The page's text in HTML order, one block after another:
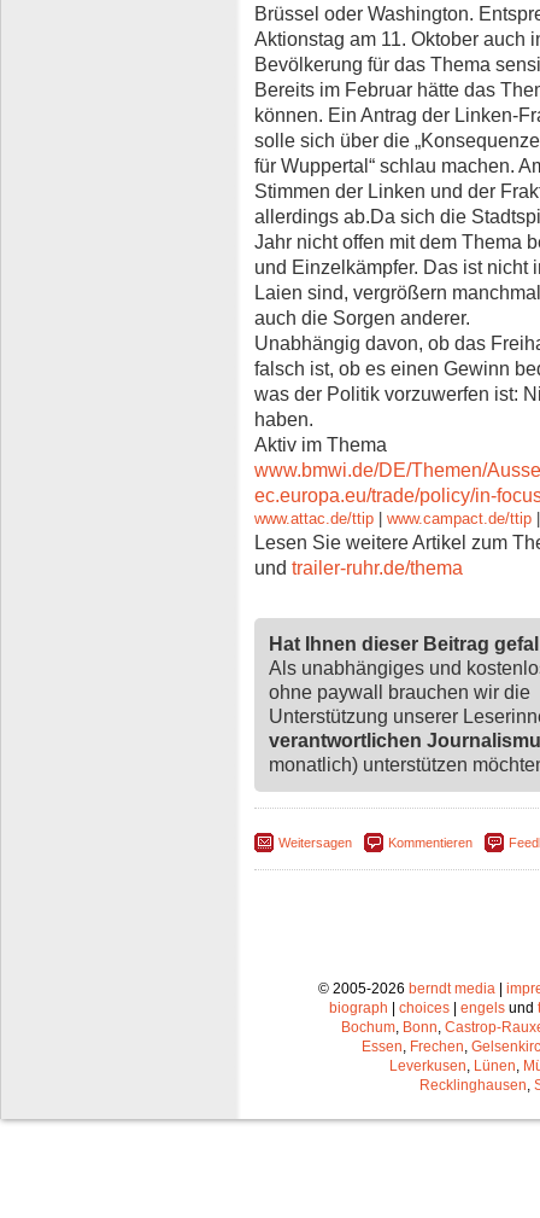
Brüssel oder Washington.
Aktionstag am 11. Oktober auch
Bevölkerung für das Thema
Bereits im Februar hätte das
können. Ein Antrag der Linken-
solle sich über die
für Wuppertal“ schlau machen.
Stimmen der Linken und der
allerdings ab.Da sich die
Jahr nicht offen mit dem Thema
und Einzelkämpfer. Das ist nicht
Laien sind, vergrößern
auch die Sorgen anderer.
Unabhängig davon, ob das
falsch ist, ob es einen Gewinn
was der Politik vorzuwerfen ist:
haben.
Aktiv im Thema
www.bmwi.de/DE/Themen/
ec.europa.eu/trade/policy/in-
www.attac.de/ttip | www.campact.de/ttip
Lesen Sie weitere Artikel zum
und trailer-ruhr.de/thema
Hat Ihnen dieser Beitrag
Als unabhängiges und
ohne paywall brauchen wir die
Unterstützung unserer
verantwortlichen
monatlich) unterstützen
Weitersagen Kommentieren
© 2005-2026 berndt media|
biograph
choices engels und
Bochum, Bonn, Castrop-
Essen, Frechen,
Leverkusen, Lünen,
Recklinghausen,